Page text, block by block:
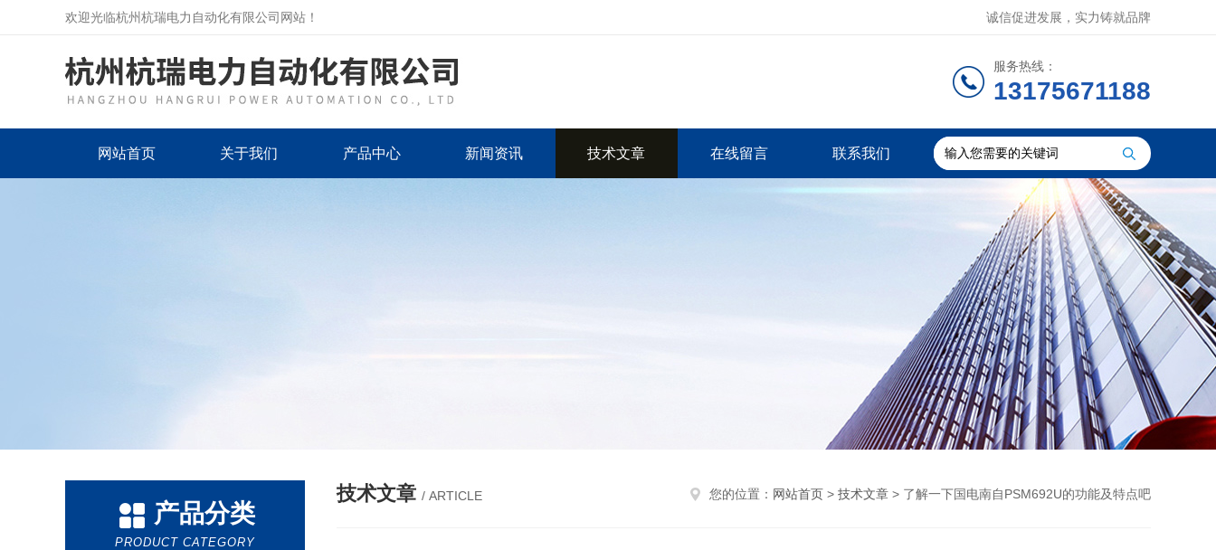
欢迎光临杭州杭瑞电力自动化有限公司网站！ 诚信促进发展，实力铸就品牌
服务热线：
13175671188
网站首页 关于我们 产品中心 新闻资讯 技术文章 在线留言 联系我们
产品分类
PRODUCT CATEGORY
技术文章 / ARTICLE 您的位置： 网站首页 > 技术文章 > 了解一下国电南自PSM692U的功能及特点吧